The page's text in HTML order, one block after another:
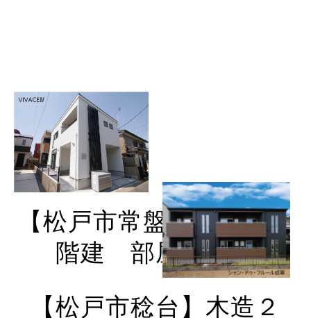
【松戸市常盤平】木造２
階建 部屋数４戸
【松戸市稔台】木造２